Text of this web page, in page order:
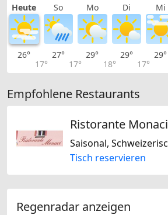
Heute So Mo Di Mi
26°
17°
27°
17°
29°
18°
29°
17°
29°
Empfohlene Restaurants
Ristorante Monaci
Tisch reservieren
Regenradar anzeigen